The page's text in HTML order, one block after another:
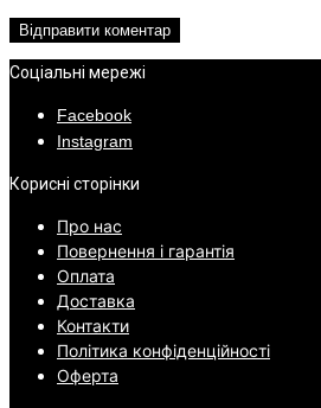
Соціальні мережі
Facebook
Instagram
Корисні сторінки
Про нас
Повернення і гарантія
Оплата
Доставка
Контакти
Політика конфіденційності
Оферта